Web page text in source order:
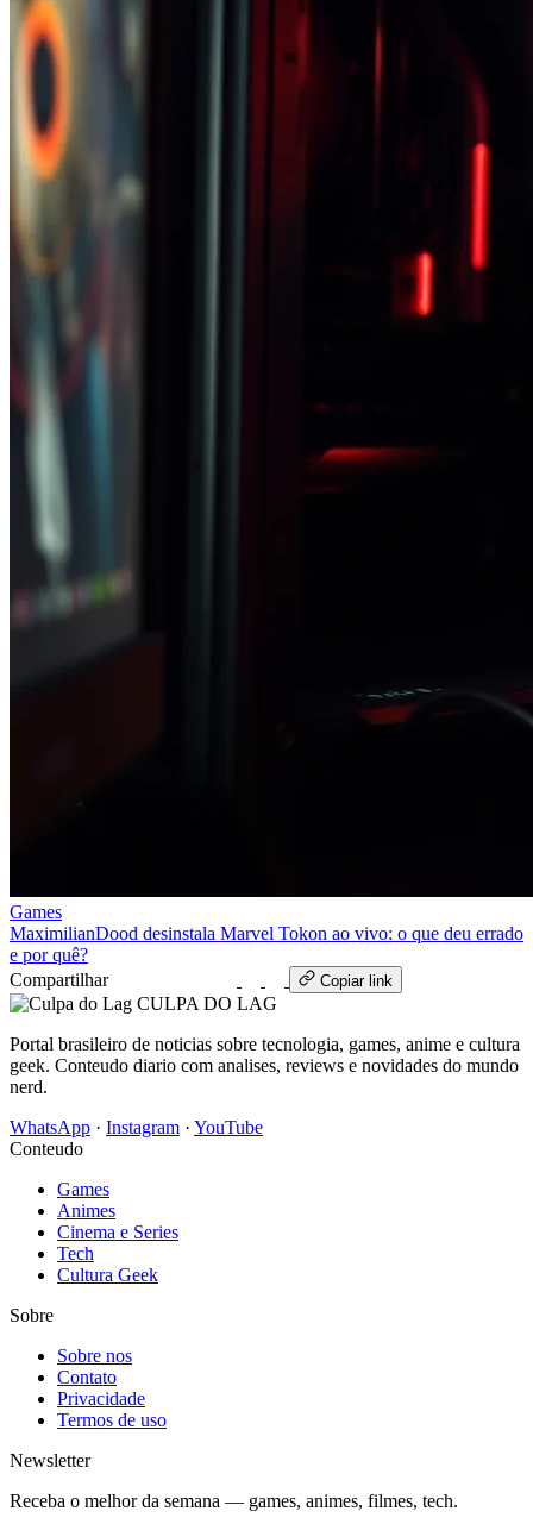
Games
MaximilianDood desinstala Marvel Tokon ao vivo: o que deu errado
e por quê?
Compartilhar
Copiar link
CULPA DO LAG
Portal brasileiro de noticias sobre tecnologia, games, anime e cultura
geek. Conteudo diario com analises, reviews e novidades do mundo
nerd.
WhatsApp · Instagram · YouTube
Conteudo
Games
Animes
Cinema e Series
Tech
Cultura Geek
Sobre
Sobre nos
Contato
Privacidade
Termos de uso
Newsletter
Receba o melhor da semana — games, animes, filmes, tech.